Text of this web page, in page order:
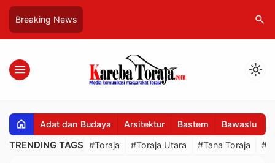
Breaking News search
menu light_mode
home Adat dan Budaya Arsitektur Bastem Bawaslu
TRENDING TAGS #Toraja #Toraja Utara #Tana Toraja